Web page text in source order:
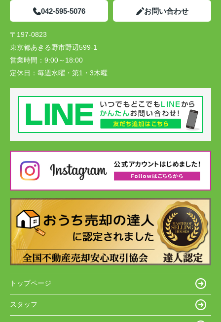
042-595-5076 お問い合わせ
〒197-0823
東京都あきる野市野辺599-1
営業時間： 9:00～18:00
定休日： 毎週水曜・第1・3木曜
トップページ
スタッフ